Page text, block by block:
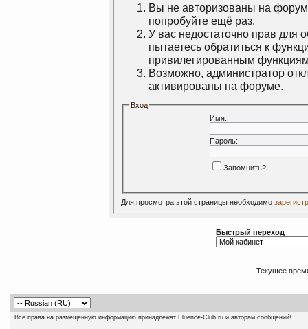
Вы не авторизованы на
попробуйте ещё раз.
У вас недостаточно прав для
пытаетесь обратиться к
привилегированным
Возможно, администратор
активированы на форуме.
Вход
Имя:
Пароль:
Запомнить?
Для просмотра этой страницы необходимо
Быстрый переход
Текущее
Все права на размещенную информацию принадлежат Fluence-Club.ru и авторам сообщений!